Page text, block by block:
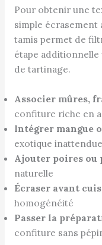
Pour obtenir une
simple écrasement
tamis permet de
étape additionnelle
de tartinage.
Associer mûres,
confiture riche en
Intégrer mangue
exotique inattendue
Ajouter poires ou
naturelle
Écraser avant
homogénéité
Passer la
confiture sans